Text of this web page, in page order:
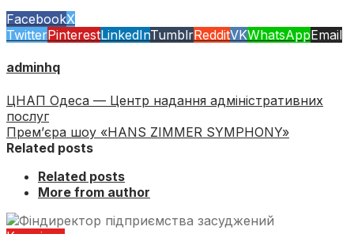
FacebookX
TwitterPinterestLinkedInTumblrRedditVKWhatsAppEmail
adminhq
ЦНАП Одеса — Центр надання адміністративних
послуг
Прем’єра шоу «HANS ZIMMER SYMPHONY»
Related posts
Related posts
More from author